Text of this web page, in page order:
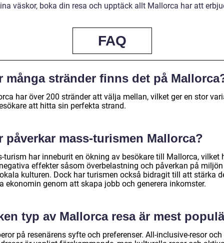
väskor, boka din resa och upptäck allt Mallorca har att
FAQ
många stränder finns det på
har över 200 stränder att välja mellan, vilket ger en stor
att hitta sin perfekta strand.
påverkar mass-turismen Mallorca?
turism har inneburit en ökning av besökare till Mallorca, vilket
effekter såsom överbelastning och påverkan på
kulturen. Dock har turismen också bidragit till att stärka
ekonomin genom att skapa jobb och generera inkomster.
typ av Mallorca resa är mest
på resenärens syfte och preferenser. All-inclusive-resor och